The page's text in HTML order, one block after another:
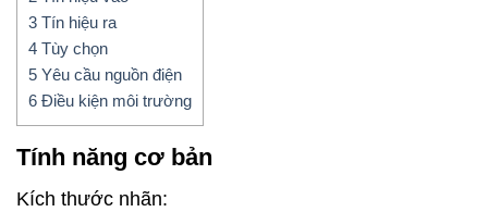
3 Tín hiệu ra
4 Tùy chọn
5 Yêu cầu nguồn điện
6 Điều kiện môi trường
Tính năng cơ bản
Kích thước nhãn: